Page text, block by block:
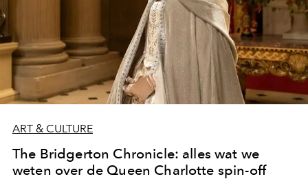
ART & CULTURE
The Bridgerton Chronicle: alles wat we
weten over de Queen Charlotte spin-off